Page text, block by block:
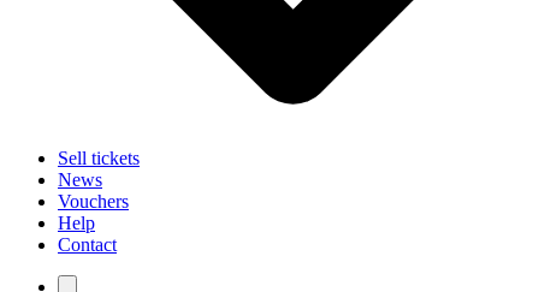
Sell tickets
News
Vouchers
Help
Contact